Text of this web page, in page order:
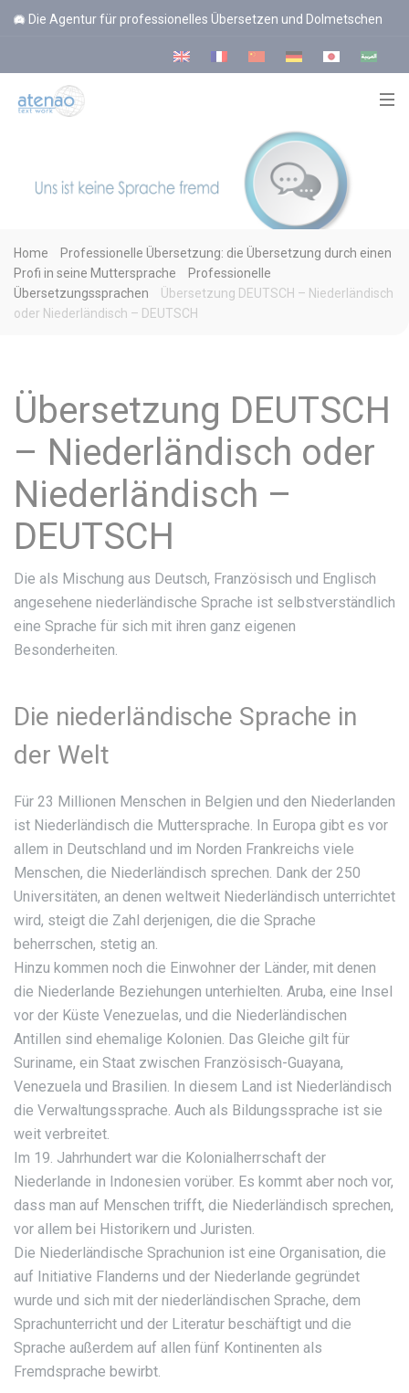
Die Agentur für professionelles Übersetzen und Dolmetschen
Home
Professionelle Übersetzung: die Übersetzung durch einen
Profi in seine Muttersprache
Professionelle
Übersetzungssprachen
Übersetzung DEUTSCH – Niederländisch
oder Niederländisch – DEUTSCH
Übersetzung DEUTSCH
– Niederländisch oder
Niederländisch –
DEUTSCH
Die als Mischung aus Deutsch, Französisch und Englisch
angesehene niederländische Sprache ist selbstverständlich
eine Sprache für sich mit ihren ganz eigenen
Besonderheiten.
Die niederländische Sprache in
der Welt
Für 23 Millionen Menschen in Belgien und den Niederlanden
ist Niederländisch die Muttersprache. In Europa gibt es vor
allem in Deutschland und im Norden Frankreichs viele
Menschen, die Niederländisch sprechen. Dank der 250
Universitäten, an denen weltweit Niederländisch unterrichtet
wird, steigt die Zahl derjenigen, die die Sprache
beherrschen, stetig an.
Hinzu kommen noch die Einwohner der Länder, mit denen
die Niederlande Beziehungen unterhielten. Aruba, eine Insel
vor der Küste Venezuelas, und die Niederländischen
Antillen sind ehemalige Kolonien. Das Gleiche gilt für
Suriname, ein Staat zwischen Französisch-Guayana,
Venezuela und Brasilien. In diesem Land ist Niederländisch
die Verwaltungssprache. Auch als Bildungssprache ist sie
weit verbreitet.
Im 19. Jahrhundert war die Kolonialherrschaft der
Niederlande in Indonesien vorüber. Es kommt aber noch vor,
dass man auf Menschen trifft, die Niederländisch sprechen,
vor allem bei Historikern und Juristen.
Die Niederländische Sprachunion ist eine Organisation, die
auf Initiative Flanderns und der Niederlande gegründet
wurde und sich mit der niederländischen Sprache, dem
Sprachunterricht und der Literatur beschäftigt und die
Sprache außerdem auf allen fünf Kontinenten als
Fremdsprache bewirbt.
Cookie-Einstellungen